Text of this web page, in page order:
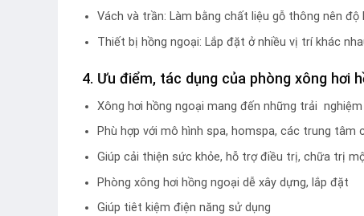
Vách và trần: Làm bằng chất liệu gỗ thông nên
Thiết bị hồng ngoại: Lắp đặt ở nhiều vị trí khác
4. Ưu điểm, tác dụng của phòng xông hơi
Xông hơi hồng ngoại mang đến những trải
Phù hợp với mô hình spa, homspa, các trung tâm
Giúp cải thiện sức khỏe, hỗ trợ điều trị, chữa trị
Phòng xông hơi hồng ngoại dễ xây dựng, lắp đặt
Giúp tiêt kiệm điện năng sử dụng